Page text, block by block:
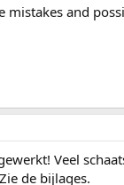
and
Veel
de bijlages.